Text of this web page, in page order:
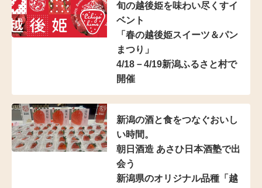
旬の越後姫を味わい尽くすイ
ベント
「春の越後姫スイーツ＆パン
まつり」
4/18－4/19新潟ふるさと村で
開催
新潟の酒と食をつなぐおいし
い時間。
朝日酒造 あさひ日本酒塾で出
会う
新潟県のオリジナル品種「越